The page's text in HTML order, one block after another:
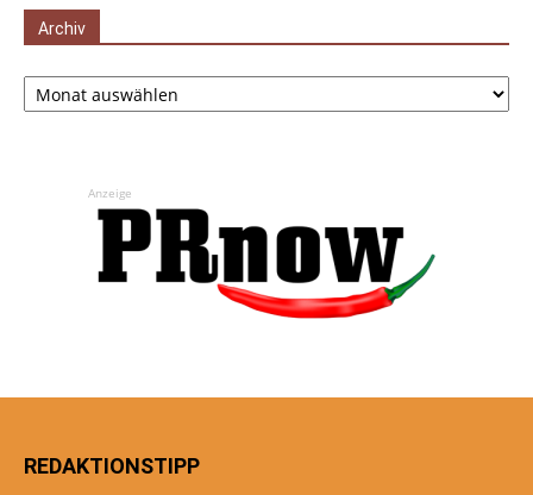
Archiv
Archiv
Anzeige
REDAKTIONSTIPP